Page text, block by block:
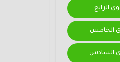
الرابع
الخامس
السادس